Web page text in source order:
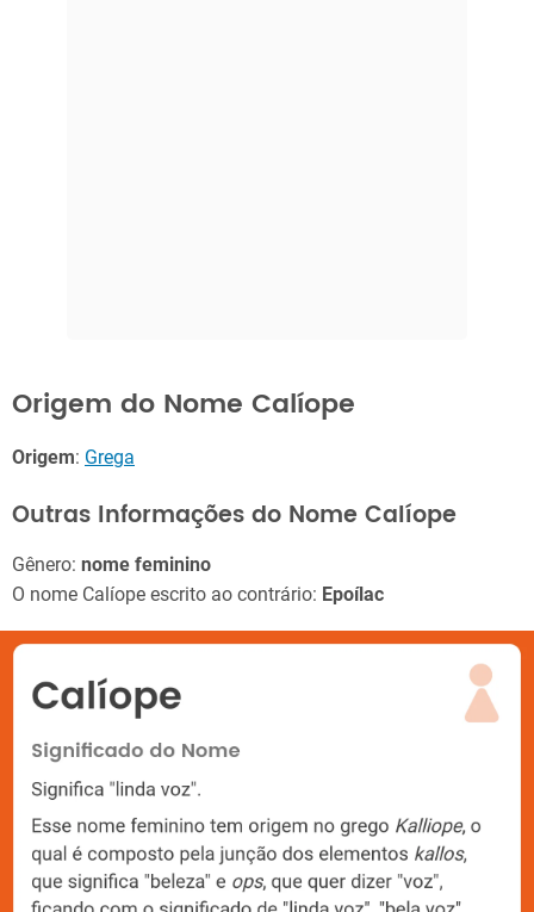
Origem do Nome Calíope
Origem: Grega
Outras Informações do Nome Calíope
Gênero: nome feminino
O nome Calíope escrito ao contrário: Epoílac